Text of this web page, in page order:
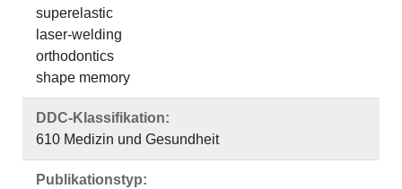
superelastic
laser-welding
orthodontics
shape memory
DDC-Klassifikation:
610 Medizin und Gesundheit
Publikationstyp: